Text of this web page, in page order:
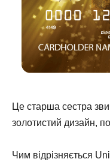
Це старша сестра
золотистий дизайн,
Чим відрізняється